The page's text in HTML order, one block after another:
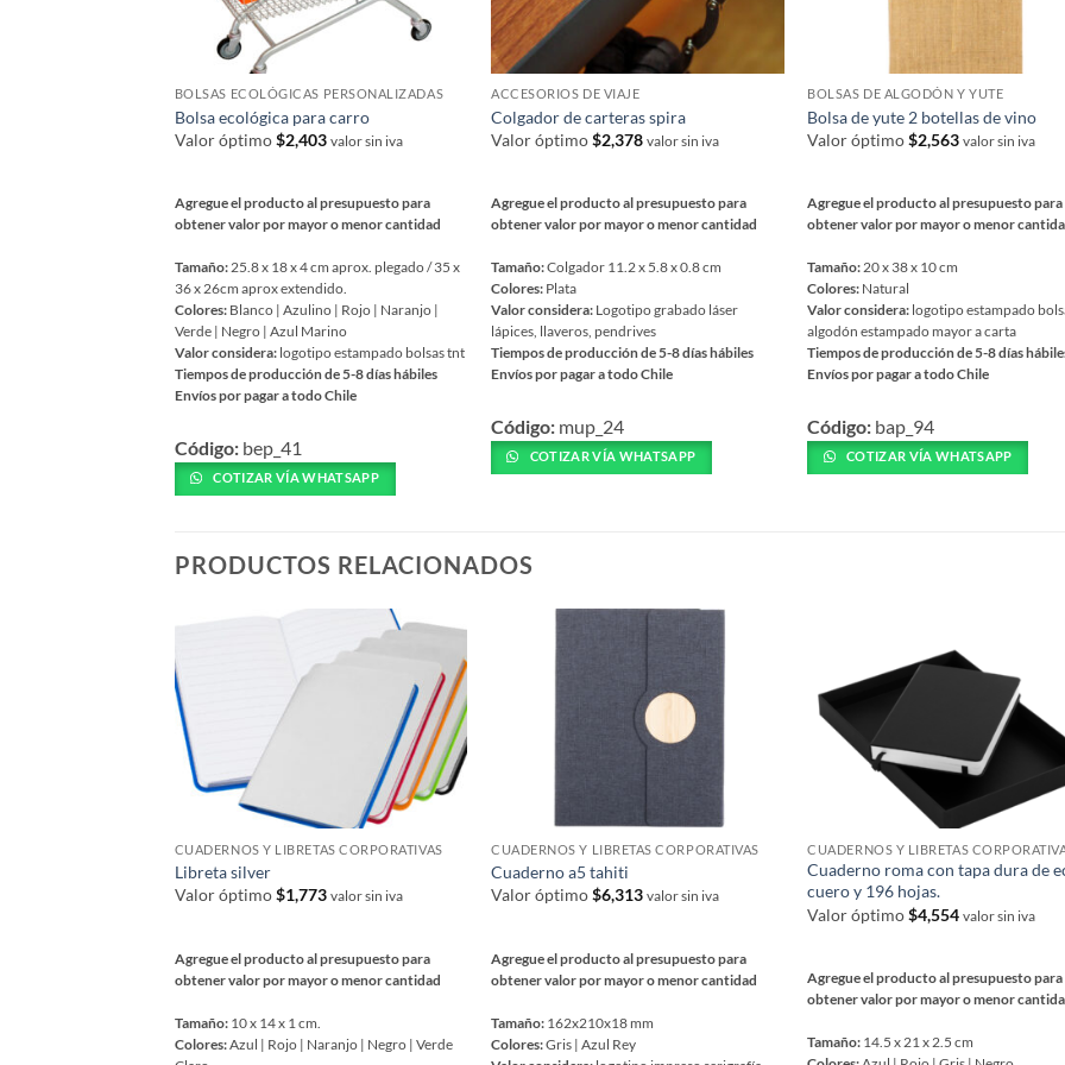
BOLSAS ECOLÓGICAS PERSONALIZADAS
Bolsa ecológica para carro
Valor óptimo$2,403 valor sin iva
Agregue el producto al presupuesto para
obtener valor por mayor o menor cantidad
Tamaño: 25.8 x 18 x 4 cm aprox. plegado / 35 x
36 x 26cm aprox extendido.
Colores: Blanco | Azulino | Rojo | Naranjo |
Verde | Negro | Azul Marino
Valor considera: logotipo estampado bolsas tnt
Tiempos de producción de 5-8 días hábiles
Envíos por pagar a todo Chile
producto
tiene
Las
elegir
en
la
página
de
producto
Código: bep_41
COTIZAR VÍA WHATSAPP
ACCESORIOS DE VIAJE
Colgador de carteras spira
Valor óptimo$2,378 valor sin iva
Agregue el producto al presupuesto para
obtener valor por mayor o menor cantidad
Tamaño:Colgador 11.2 x 5.8 x 0.8 cm
Colores: Plata
Valor considera: Logotipo grabado láser
lápices, llaveros, pendrives
Tiempos de producción de 5-8 días hábiles
Envíos por pagar a todo Chile
producto
tiene
opciones
Código: mup_24
COTIZAR VÍA WHATSAPP
BOLSAS DE ALGODÓN Y YUTE
Bolsa de yute 2 botellas de vino
Valor óptimo$2,563 valor sin iva
Agregue el producto al presupuesto para
obtener valor por mayor o menor
Tamaño: 20 x 38 x 10 cm
Colores: Natural
Valor considera: logotipo estampado
algodón estampado mayor a carta
Tiempos de producción de 5-8 días
Envíos por pagar a todo Chile
producto
tiene
la
página
Código: bap_94
COTIZAR VÍA WHATSAPP
PRODUCTOS RELACIONADOS
CUADERNOS Y LIBRETAS CORPORATIVAS
Libreta silver
Valor óptimo$1,773 valor sin iva
Agregue el producto al presupuesto para
obtener valor por mayor o menor cantidad
Tamaño: 10 x 14 x 1 cm.
Colores: Azul | Rojo | Naranjo | Negro | Verde
CUADERNOS Y LIBRETAS CORPORATIVAS
Cuaderno a5 tahiti
Valor óptimo$6,313 valor sin iva
Agregue el producto al presupuesto para
obtener valor por mayor o menor cantidad
Tamaño: 162x210x18 mm
Colores:Gris | Azul Rey
CUADERNOS Y LIBRETAS
Cuaderno roma con tapa dura de
cuero y 196 hojas.
Valor óptimo$4,554 valor sin iva
Agregue el producto al presupuesto para
obtener valor por mayor o menor
Tamaño: 14.5 x 21 x 2.5 cm